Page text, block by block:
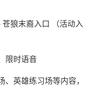
狼末裔入口 （活动入
限时语音
英雄练习场等内容，